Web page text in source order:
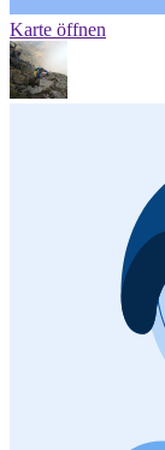
Karte öffnen